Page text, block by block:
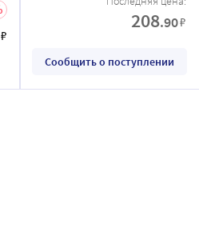
₽
208.90₽
Сообщить о поступлении